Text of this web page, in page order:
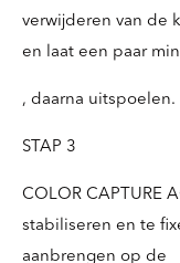
verwijderen van de
en laat een paar
, daarna uitspoelen.
STAP 3
COLOR CAPTURE
stabiliseren en te
aanbrengen op de